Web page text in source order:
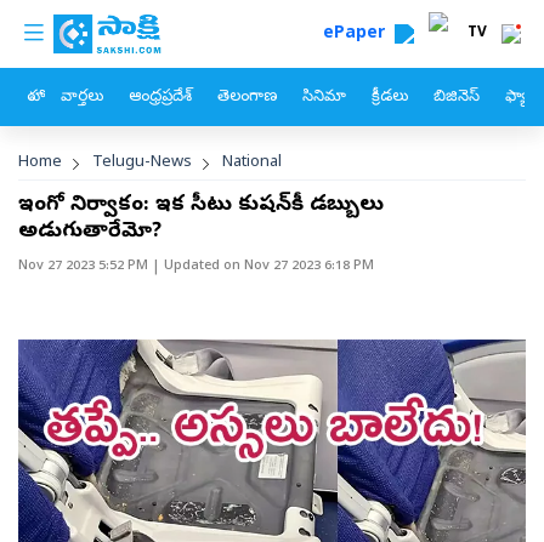
Skip to main content
custom menu ePaper TV
హోం వార్తలు ఆంధ్రప్రదేశ్ తెలంగాణ సినిమా క్రీడలు బిజినెస్
Breadcrumb
Home Telugu-News National
ఇండిగో నిర్వాకం: ఇక సీటు కుషన్‌కీ డబ్బులు
అడుగుతారేమో?
Nov 27 2023 5:52 PM | Updated on Nov 27 2023 6:18 PM